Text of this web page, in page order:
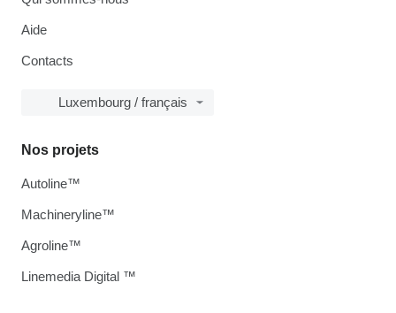
Aide
Contacts
Luxembourg / français
Nos projets
Autoline™
Machineryline™
Agroline™
Linemedia Digital ™